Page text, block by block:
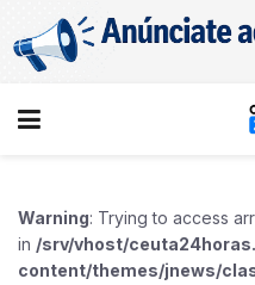
Warning: Trying to access
in /srv/vhost/
content/themes/jnews/